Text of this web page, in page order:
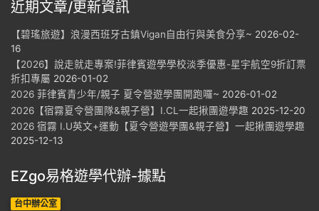
近期文章/更新資訊
【碧瑤旅遊】浪漫西班牙古鎮Vigan自由行與美食分享~ 2026-02-
16
【2026】說走就走專案!菲律賓遊學學校淡季優惠-星宇航空9折訂票
折扣專屬 2026-01-02
2026 菲律賓青少年/親子 夏令營遊學團開跑囉~ 2026-01-02
2026【宿霧夏令營團隊&親子營】I.CL一起揪團遊學趣 2025-12-20
2026 宿霧 I.U英文+運動【夏令營遊學團&親子營】一起揪團遊學趣
2025-12-13
EZgo易格遊學代辦-據點
台中辦公室